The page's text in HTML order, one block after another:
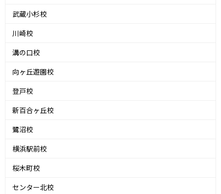
武蔵小杉校
川崎校
溝の口校
向ヶ丘遊園校
登戸校
新百合ヶ丘校
鷺沼校
横浜駅前校
桜木町校
センター北校